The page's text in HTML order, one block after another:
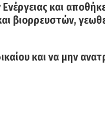
και
βιορρευστών,
και να μην